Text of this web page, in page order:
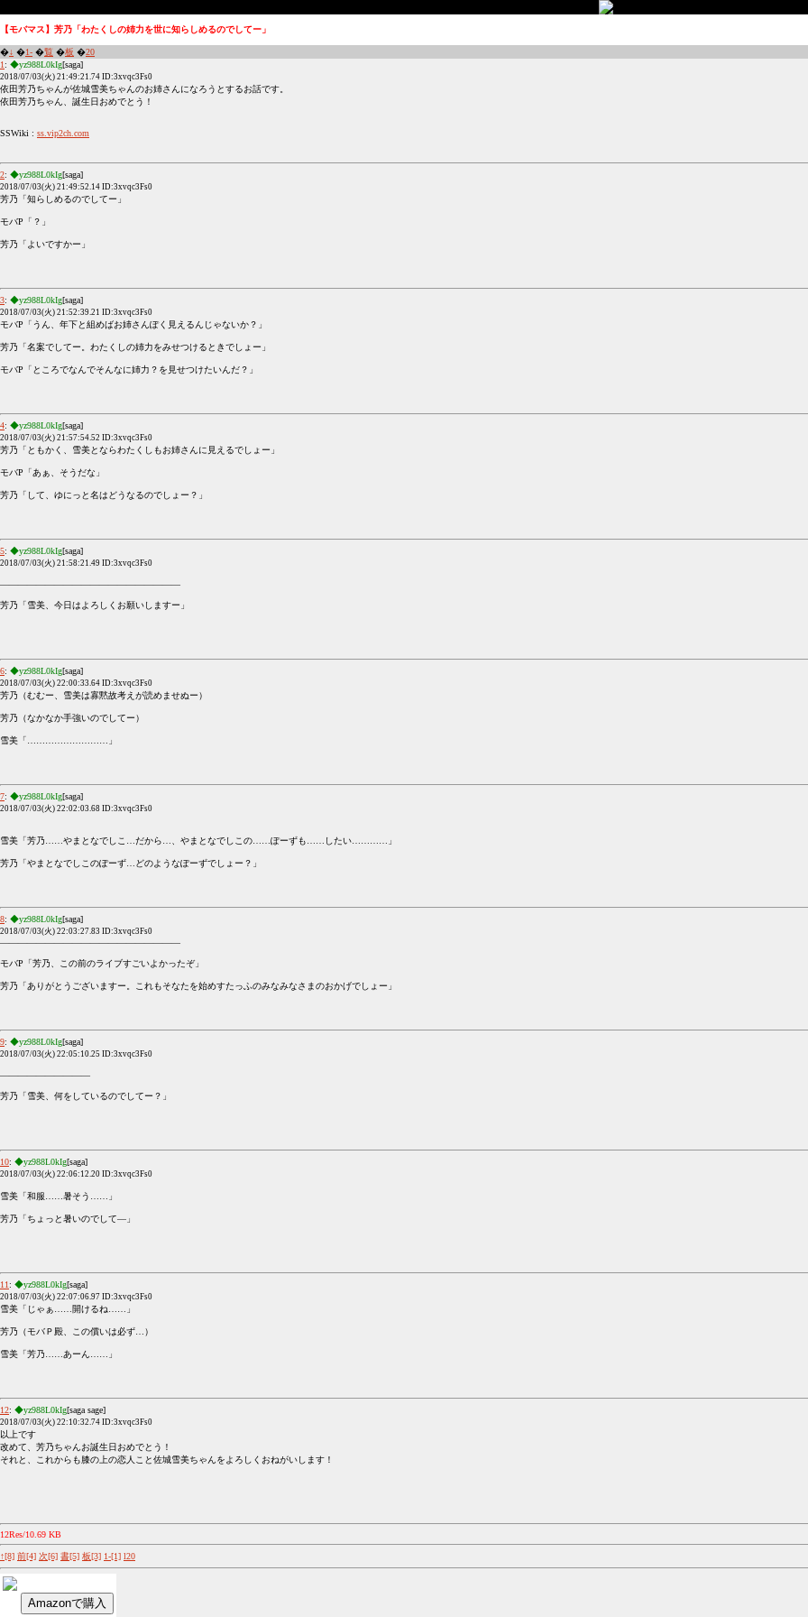
【モバマス】芳乃「わたくしの姉力を世に知らしめるのでしてー」
�↓ �1- �覧 �板 �20
1 : ◆yz988L0kIg[saga]
2018/07/03(火) 21:49:21.74 ID:3xvqc3Fs0
依田芳乃ちゃんが佐城雪美ちゃんのお姉さんになろうとするお話です。
依田芳乃ちゃん、誕生日おめでとう！
SSWiki : ss.vip2ch.com
2: ◆yz988L0kIg[saga]
2018/07/03(火) 21:49:52.14 ID:3xvqc3Fs0
芳乃「知らしめるのでしてー」
モバP「？」
芳乃「よいですかー」
3: ◆yz988L0kIg[saga]
2018/07/03(火) 21:52:39.21 ID:3xvqc3Fs0
モバP「うん、年下と組めばお姉さんぽく見えるんじゃないか？」
芳乃「名案でしてー。わたくしの姉力をみせつけるときでしょー」
モバP「ところでなんでそんなに姉力？を見せつけたいんだ？」
4: ◆yz988L0kIg[saga]
2018/07/03(火) 21:57:54.52 ID:3xvqc3Fs0
芳乃「ともかく、雪美とならわたくしもお姉さんに見えるでしょー」
モバP「あぁ、そうだな」
芳乃「して、ゆにっと名はどうなるのでしょー？」
5: ◆yz988L0kIg[saga]
2018/07/03(火) 21:58:21.49 ID:3xvqc3Fs0
――――――――――――――――――――
芳乃「雪美、今日はよろしくお願いしますー」
6: ◆yz988L0kIg[saga]
2018/07/03(火) 22:00:33.64 ID:3xvqc3Fs0
芳乃（むむー、雪美は寡黙故考えが読めませぬー）
芳乃（なかなか手強いのでしてー）
雪美「………………………」
7: ◆yz988L0kIg[saga]
2018/07/03(火) 22:02:03.68 ID:3xvqc3Fs0
雪美「芳乃……やまとなでしこ…だから…、やまとなでしこの……ぽーずも……したい…………」
芳乃「やまとなでしこのぽーず…どのようなぽーずでしょー？」
8: ◆yz988L0kIg[saga]
2018/07/03(火) 22:03:27.83 ID:3xvqc3Fs0
――――――――――――――――――――
モバP「芳乃、この前のライブすごいよかったぞ」
芳乃「ありがとうございますー。これもそなたを始めすたっふのみなみなさまのおかげでしょー」
9: ◆yz988L0kIg[saga]
2018/07/03(火) 22:05:10.25 ID:3xvqc3Fs0
――――――――――
芳乃「雪美、何をしているのでしてー？」
10: ◆yz988L0kIg[saga]
2018/07/03(火) 22:06:12.20 ID:3xvqc3Fs0
雪美「和服……暑そう……」
芳乃「ちょっと暑いのでして―」
11 : ◆yz988L0kIg[saga]
2018/07/03(火) 22:07:06.97 ID:3xvqc3Fs0
雪美「じゃぁ……開けるね……」
芳乃（モバＰ殿、この償いは必ず…）
雪美「芳乃……あーん……」
12: ◆yz988L0kIg[saga sage]
2018/07/03(火) 22:10:32.74 ID:3xvqc3Fs0
以上です
改めて、芳乃ちゃんお誕生日おめでとう！
それと、これからも膝の上の恋人こと佐城雪美ちゃんをよろしくおねがいします！
12Res/10.69 KB
↑[8] 前[4] 次[6] 書[5] 板[3] 1-[1] l20